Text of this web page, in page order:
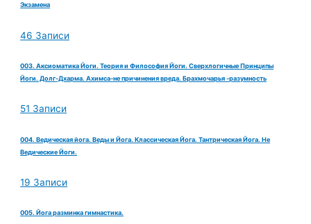
Экзамена
46 Записи
003. Аксиоматика Йоги. Теория и Философия Йоги. Сверхлогичные Принципы
Йоги. Долг-Дхарма. Ахимса-не причинения вреда. Брахмочарья -разумность
51 Записи
004. Ведическая йога. Веды и Йога. Классическая Йога. Тантрическая Йога. Не
Ведические Йоги.
19 Записи
005. Йога разминка гимнастика.